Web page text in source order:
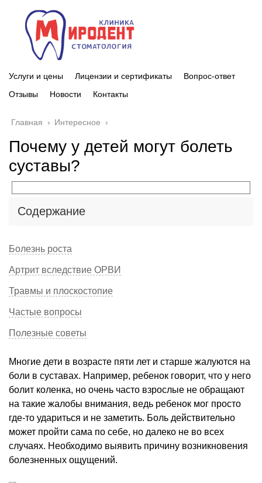
Услуги и цены Лицензии и сертификаты
Вопрос-ответ
Отзывы
Новости Контакты
Главная › Интересное ›
Почему у детей могут болеть
суставы?
Содержание
Болезнь роста
Артрит вследствие ОРВИ
Травмы и плоскостопие
Частые вопросы
Полезные советы
Многие дети в возрасте пяти лет и старше жалуются на
боли в суставах. Например, ребенок говорит, что у него
болит коленка, но очень часто взрослые не обращают
на такие жалобы внимания, ведь ребенок мог просто
где-то удариться и не заметить. Боль действительно
может пройти сама по себе, но далеко не во всех
случаях. Необходимо выявить причину возникновения
болезненных ощущений.